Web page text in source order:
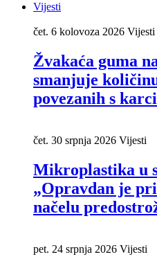
Vijesti
čet. 6 kolovoza 2026 Vijesti
Žvakaća guma
smanjuje
povezanih s
čet. 30 srpnja 2026 Vijesti
Mikroplastika u
„Opravdan je
načelu
pet. 24 srpnja 2026 Vijesti